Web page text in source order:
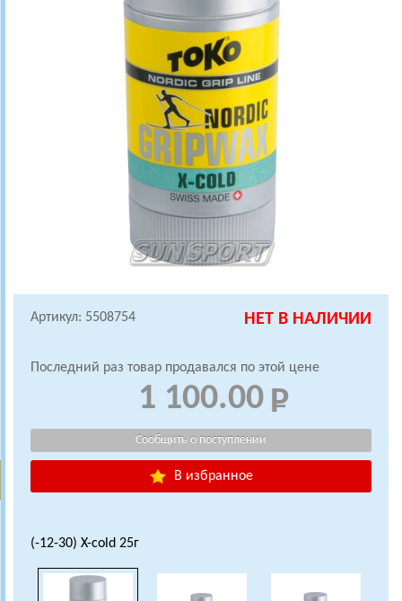
Артикул: 5508754 НЕТ В НАЛИЧИИ
Последний раз товар продавался по этой цене
1 100.00
В избранное
(-12-30) X-cold 25г